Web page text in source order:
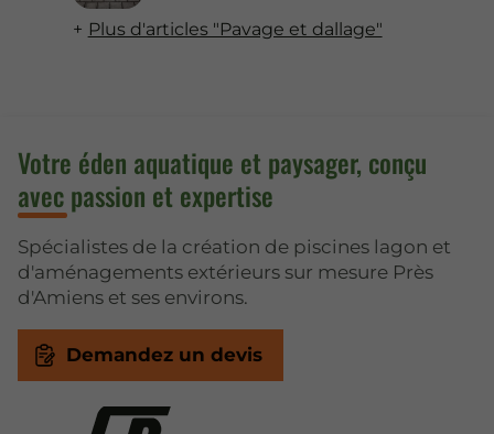
Plus d'articles "Pavage et dallage"
Votre éden aquatique et paysager, conçu
avec passion et expertise
Spécialistes de la création de piscines lagon et
d'aménagements extérieurs sur mesure Près
d'Amiens et ses environs.
Demandez un devis